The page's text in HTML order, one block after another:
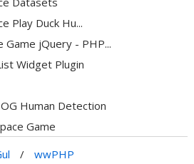
Play Duck Hu...
Game jQuery - PHP...
Widget Plugin
Human Detection
Game
/ wwPHP